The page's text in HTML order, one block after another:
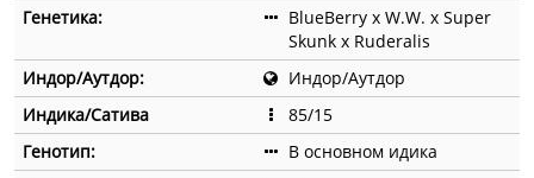
Генетика:
BlueBerry x W.W. x Super
Skunk x Ruderalis
Индор/Аутдор:
Индор/Аутдор
Индика/Сатива
85/15
Генотип:
В основном идика